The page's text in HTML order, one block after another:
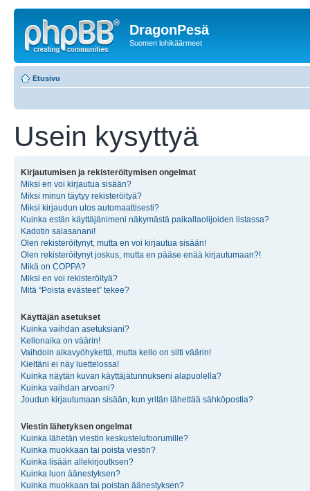
DragonPesä
Suomen lohikäärmeet
Etusivu
Usein kysyttyä
Kirjautumisen ja rekisteröitymisen ongelmat
Miksi en voi kirjautua sisään?
Miksi minun täytyy rekisteröityä?
Miksi kirjaudun ulos automaattisesti?
Kuinka estän käyttäjänimeni näkymästä paikallaolijoiden listassa?
Kadotin salasanani!
Olen rekisteröitynyt, mutta en voi kirjautua sisään!
Olen rekisteröitynyt joskus, mutta en pääse enää kirjautumaan?!
Mikä on COPPA?
Miksi en voi rekisteröityä?
Mitä “Poista evästeet” tekee?
Käyttäjän asetukset
Kuinka vaihdan asetuksiani?
Kellonaika on väärin!
Vaihdoin aikavyöhykettä, mutta kello on silti väärin!
Kieltäni ei näy luettelossa!
Kuinka näytän kuvan käyttäjätunnukseni alapuolella?
Kuinka vaihdan arvoani?
Joudun kirjautumaan sisään, kun yritän lähettää sähköpostia?
Viestin lähetyksen ongelmat
Kuinka lähetän viestin keskustelufoorumille?
Kuinka muokkaan tai poista viestin?
Kuinka lisään allekirjoutksen?
Kuinka luon äänestyksen?
Kuinka muokkaan tai poistan äänestyksen?